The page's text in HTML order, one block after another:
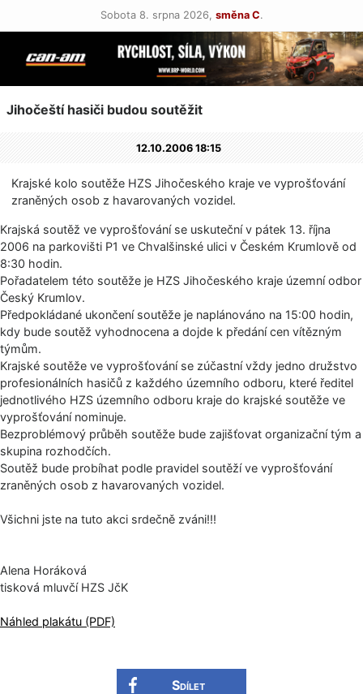
Sobota 8. srpna 2026, směna C.
Jihočeští hasiči budou soutěžit
12.10.2006 18:15
Krajské kolo soutěže HZS Jihočeského kraje ve vyprošťování
zraněných osob z havarovaných vozidel.
Krajská soutěž ve vyprošťování se uskuteční v pátek 13. října
2006 na parkovišti P1 ve Chvalšinské ulici v Českém Krumlově od
8:30 hodin.
Pořadatelem této soutěže je HZS Jihočeského kraje územní odbor
Český Krumlov.
Předpokládané ukončení soutěže je naplánováno na 15:00 hodin,
kdy bude soutěž vyhodnocena a dojde k předání cen vítězným
týmům.
Krajské soutěže ve vyprošťování se zúčastní vždy jedno družstvo
profesionálních hasičů z každého územního odboru, které ředitel
jednotlivého HZS územního odboru kraje do krajské soutěže ve
vyprošťování nominuje.
Bezproblémový průběh soutěže bude zajišťovat organizační tým a
skupina rozhodčích.
Soutěž bude probíhat podle pravidel soutěží ve vyprošťování
zraněných osob z havarovaných vozidel.
Všichni jste na tuto akci srdečně zváni!!!
Alena Horáková
tisková mluvčí HZS JčK
Náhled plakátu (PDF)
Sdílet